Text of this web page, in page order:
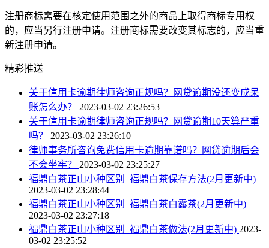
注册商标需要在核定使用范围之外的商品上取得商标专用权
的，应当另行注册申请。注册商标需要改变其标志的，应当重
新注册申请。
精彩推送
关于信用卡逾期律师咨询正规吗？网贷逾期没还变成呆
账怎么办？ 2023-03-02 23:26:53
关于信用卡逾期律师咨询正规吗？网贷逾期10天算严重
吗？ 2023-03-02 23:26:10
律师事务所咨询免费信用卡逾期靠谱吗？网贷逾期后会
不会坐牢？ 2023-03-02 23:25:27
福鼎白茶正山小种区别_福鼎白茶保存方法(2月更新中)
2023-03-02 23:28:44
福鼎白茶正山小种区别_福鼎白茶白露茶(2月更新中)
2023-03-02 23:27:18
福鼎白茶正山小种区别_福鼎白茶做法(2月更新中) 2023-
03-02 23:25:52